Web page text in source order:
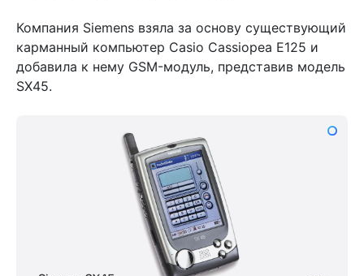
Компания Siemens взяла за основу существующий
карманный компьютер Casio Cassiopea E125 и
добавила к нему GSM-модуль, представив модель
SX45.